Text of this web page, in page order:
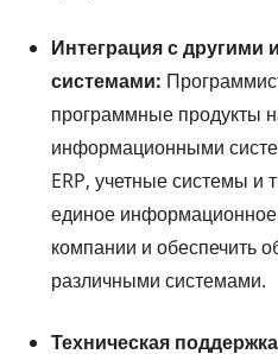
Интеграция с
системами:
программные продукты
информационными
ERP, учетные системы и
единое информационное
компании и обеспечить
различными системами.
Техническая